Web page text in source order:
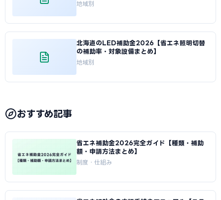
地域別
北海道のLED補助金2026【省エネ照明切替
の補助率・対象設備まとめ】
地域別
おすすめ記事
省エネ補助金2026完全ガイド【種類・補助
額・申請方法まとめ】
制度・仕組み